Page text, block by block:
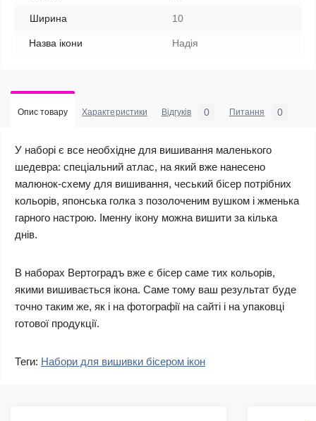
Ширина 10
Назва ікони Надiя
Опис товару Характеристики Відгуків 0 Питання 0
У наборі є все необхідне для вишивання маленького
шедевра: спеціальний атлас, на який вже нанесено
малюнок-схему для вишивання, чеський бісер потрібних
кольорів, японська голка з позолоченим вушком і жменька
гарного настрою. Іменну ікону можна вишити за кілька
днів.
В наборах Вертоградъ вже є бісер саме тих кольорів,
якими вишивається ікона. Саме тому ваш результат буде
точно таким же, як і на фотографії на сайті і на упаковці
готової продукції.
Теги: Набори для вишивки бісером ікон